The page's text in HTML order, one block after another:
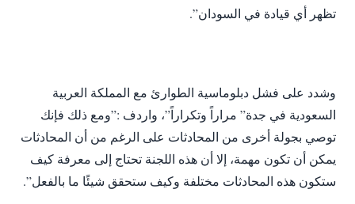
تظهر أي قيادة في السودان”.
وشدد على فشل دبلوماسية الطوارئ مع المملكة العربية
السعودية في جدة” مراراً وتكراراً”، واردف :”ومع ذلك فإنك
توصي بجولة أخرى من المحادثات على الرغم من أن المحادثات
يمكن أن تكون مهمة، إلا أن هذه اللجنة تحتاج إلى معرفة كيف
ستكون هذه المحادثات مختلفة وكيف ستحقق شيئًا ما بالفعل”.